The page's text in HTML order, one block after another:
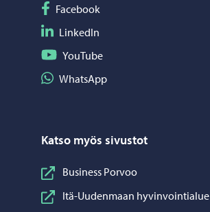
Seuraa Facebook
Facebook
Seuraa LinkedIn
LinkedIn
Seuraa YouTube
YouTube
Jaa WhatsApp
WhatsApp
Katso myös sivustot
Business Porvoo
Itä-Uudenmaan hyvinvointialue